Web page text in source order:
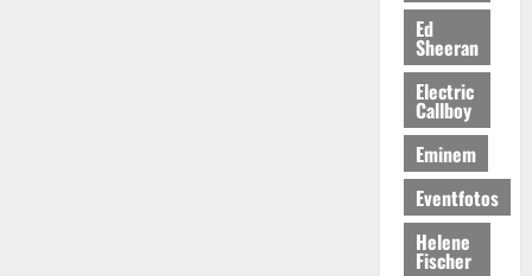
Ed
Sheeran
Electric
Callboy
Eminem
Eventfotos
Helene
Fischer